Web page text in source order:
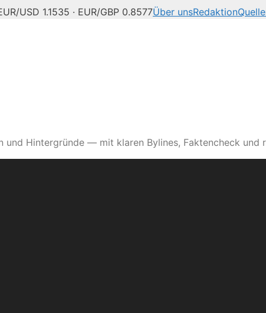
USD 1.1535 · EUR/GBP 0.8577Über unsRedaktion
und Hintergründe — mit klaren Bylines, Faktencheck und